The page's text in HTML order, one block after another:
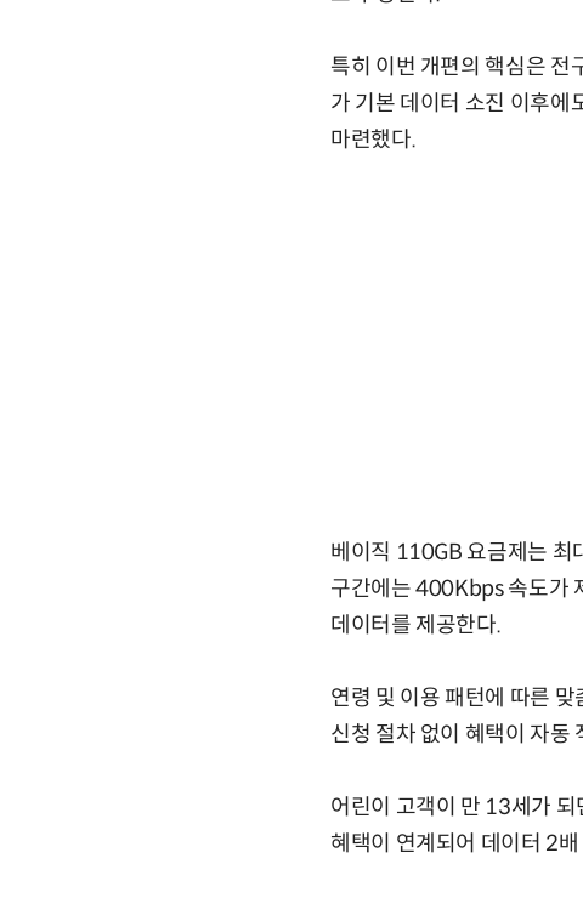
특히 이번 개편의 핵심은 전
가 기본 데이터 소진 이후에
마련했다.
베이직 110GB 요금제는 최
구간에는 400Kbps 속도가
데이터를 제공한다.
연령 및 이용 패턴에 따른
신청 절차 없이 혜택이 자동
어린이 고객이 만 13세가
혜택이 연계되어 데이터 2